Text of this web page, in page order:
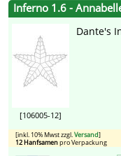
Inferno 1.6 -
[106005-12]
Dante's
[inkl. 10% Mwst zzgl.Versand]
12 Hanfsamenpro Verpackung